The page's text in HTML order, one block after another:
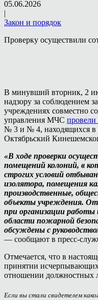
05.06.2026
|
Закон и порядок
Проверку осуществили
В минувший вторник, 2
надзору за соблюдением
учреждениях совместно
управления МЧС провели
№ 3 и № 4, находящихся в
Октябрьский
«В ходе проверки
помещений колоний, в
строгих условий
изолятора, помещения
производственные,
объекты учреждения.
при организации
области пожарной
обсуждены с
— сообщают в пресс-
Отмечается, что в
принятии исчерпывающих
отношении должностных
Если вы стали свидетелем